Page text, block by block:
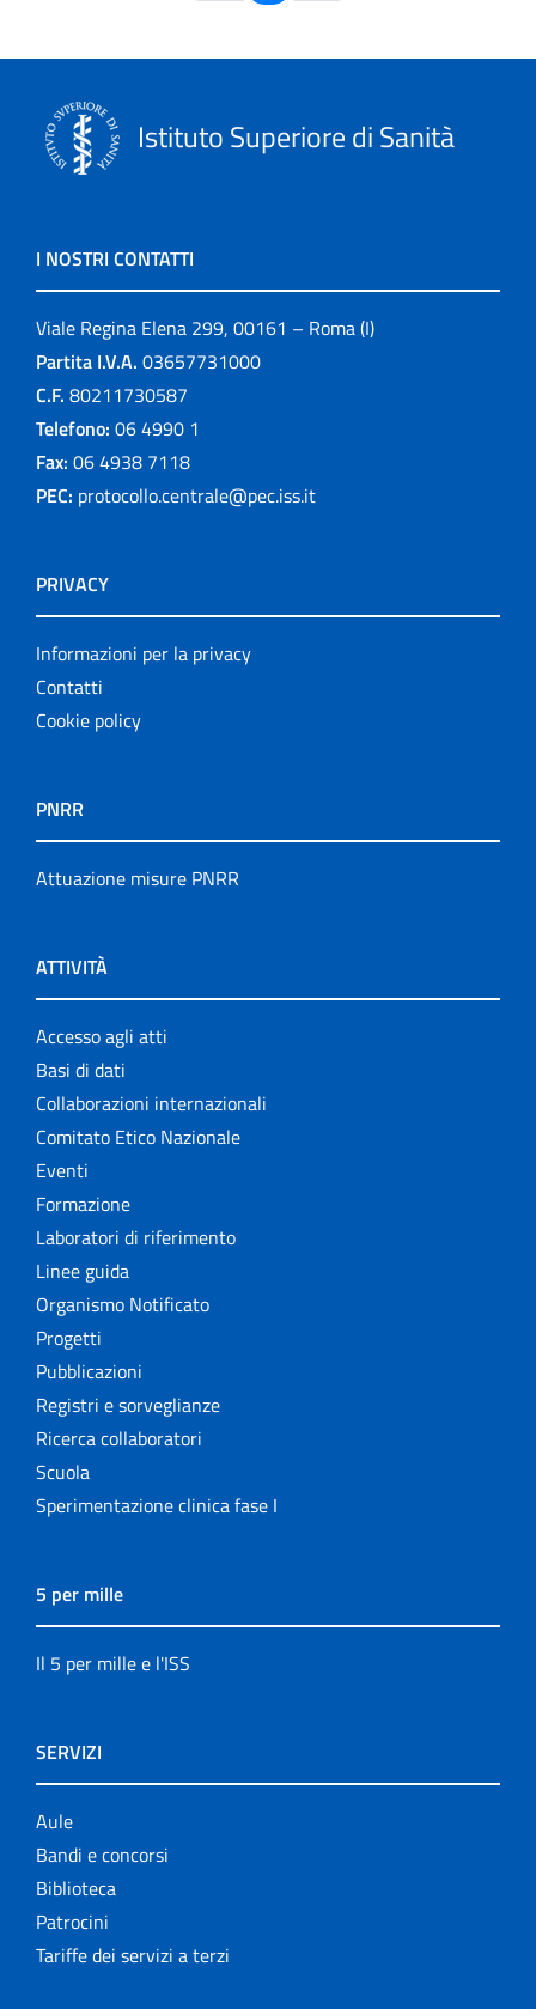
Istituto Superiore di Sanità
I NOSTRI CONTATTI
Viale Regina Elena 299, 00161 – Roma (I)
Partita I.V.A. 03657731000
C.F. 80211730587
Telefono: 06 4990 1
Fax: 06 4938 7118
PEC: protocollo.centrale@pec.iss.it
PRIVACY
Informazioni per la privacy
Contatti
Cookie policy
PNRR
Attuazione misure PNRR
ATTIVITÀ
Accesso agli atti
Basi di dati
Collaborazioni internazionali
Comitato Etico Nazionale
Eventi
Formazione
Laboratori di riferimento
Linee guida
Organismo Notificato
Progetti
Pubblicazioni
Registri e sorveglianze
Ricerca collaboratori
Scuola
Sperimentazione clinica fase I
5 per mille
Il 5 per mille e l'ISS
SERVIZI
Aule
Bandi e concorsi
Biblioteca
Patrocini
Tariffe dei servizi a terzi